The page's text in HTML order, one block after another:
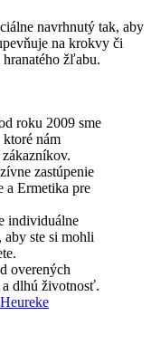
navrhnutý tak, aby
na krokvy či
žľabu.
roku 2009 sme
ktoré nám
zastúpenie
a Ermetika pre
individuálne
aby ste si mohli
overených
dlhú životnosť.